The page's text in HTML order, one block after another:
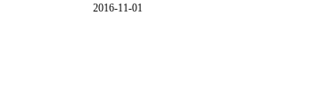
2016-11-01